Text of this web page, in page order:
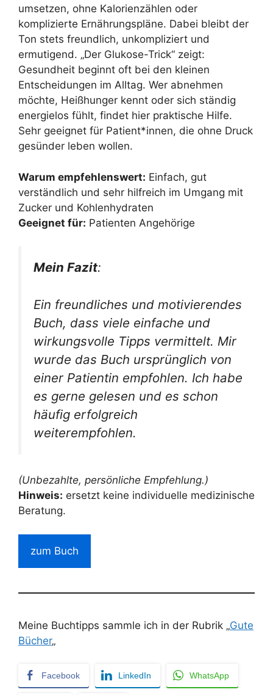
umsetzen, ohne Kalorienzählen oder
komplizierte Ernährungspläne. Dabei bleibt der
Ton stets freundlich, unkompliziert und
ermutigend. „Der Glukose-Trick“ zeigt:
Gesundheit beginnt oft bei den kleinen
Entscheidungen im Alltag. Wer abnehmen
möchte, Heißhunger kennt oder sich ständig
energielos fühlt, findet hier praktische Hilfe.
Sehr geeignet für Patient*innen, die ohne Druck
gesünder leben wollen.
Warum empfehlenswert: Einfach, gut
verständlich und sehr hilfreich im Umgang mit
Zucker und Kohlenhydraten
Geeignet für: Patienten Angehörige
Mein Fazit:
Ein freundliches und motivierendes
Buch, dass viele einfache und
wirkungsvolle Tipps vermittelt. Mir
wurde das Buch ursprünglich von
einer Patientin empfohlen. Ich habe
es gerne gelesen und es schon
häufig erfolgreich
weiterempfohlen.
(Unbezahlte, persönliche Empfehlung.)
Hinweis: ersetzt keine individuelle medizinische
Beratung.
zum Buch
Meine Buchtipps sammle ich in der Rubrik „Gute
Bücher„
Facebook LinkedIn WhatsApp